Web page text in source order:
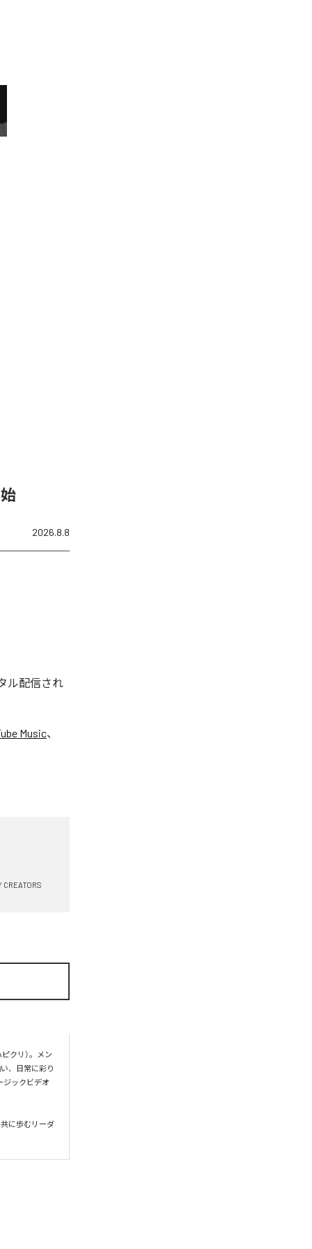
2026.8.8
ル配信され
Music、
CREATORS
クリ）。メン
、日常に彩り
ジックビデオ
に歩むリーダ